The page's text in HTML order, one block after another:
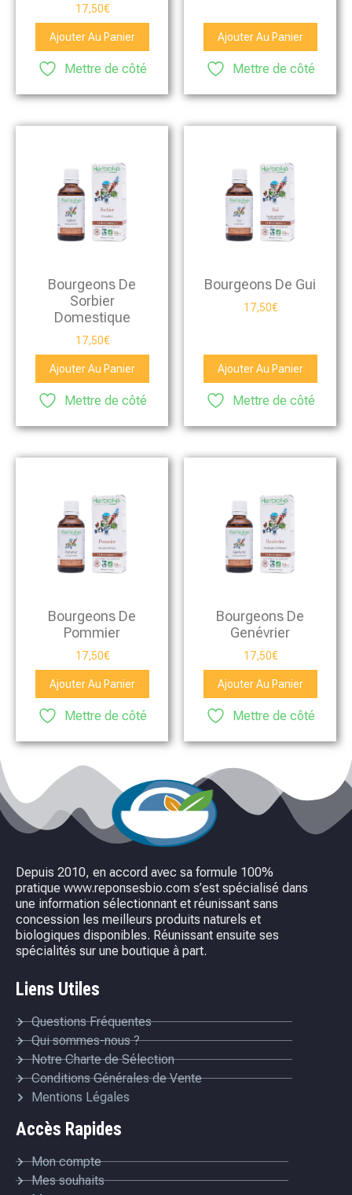
17,50€
Ajouter Au Panier
Mettre de côté
Ajouter Au Panier
Mettre de côté
Bourgeons De
Sorbier
Domestique
17,50€
Ajouter Au Panier
Mettre de côté
Bourgeons De Gui
17,50€
Ajouter Au Panier
Mettre de côté
Bourgeons De
Pommier
17,50€
Ajouter Au Panier
Mettre de côté
Bourgeons De
Genévrier
17,50€
Ajouter Au Panier
Mettre de côté
Depuis 2010, en accord avec sa formule 100%
pratique www.reponsesbio.com s’est spécialisé dans
une information sélectionnant et réunissant sans
concession les meilleurs produits naturels et
biologiques disponibles. Réunissant ensuite ses
spécialités sur une boutique à part.
Liens Utiles
Questions Fréquentes
Qui sommes-nous ?
Notre Charte de Sélection
Conditions Générales de Vente
Mentions Légales
Accès Rapides
Mon compte
Mes souhaits